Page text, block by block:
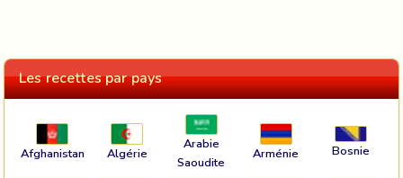
Les recettes par pays
Afghanistan Algérie
Arabie
Saoudite
Arménie Bosnie